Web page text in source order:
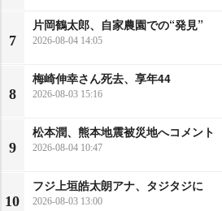
7
片岡鶴太郎、自家農園での“発見”
2026-08-04 14:05
8
梅崎伸幸さん死去、享年44
2026-08-03 15:16
9
松本潤、熊本地震被災地へコメント
2026-08-04 10:47
10
フジ上垣皓太朗アナ、タジタジに
2026-08-03 13:00